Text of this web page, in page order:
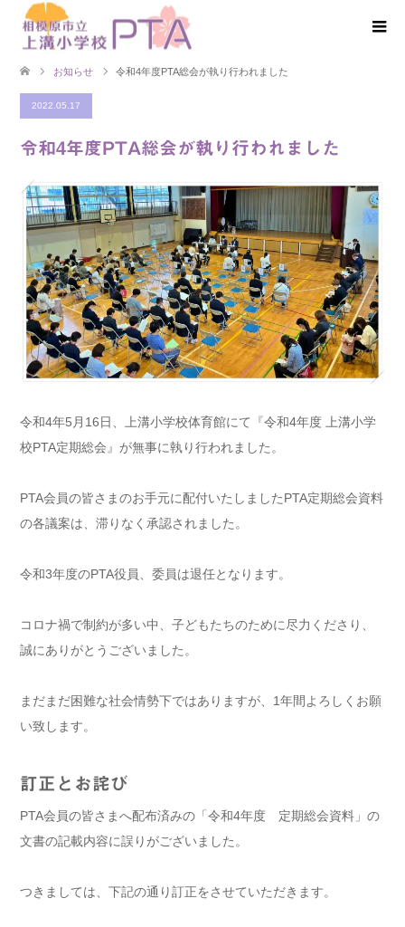
お知らせ 令和4年度PTA総会が執り行われました
2022.05.17
令和4年度PTA総会が執り行われました
令和4年5月16日、上溝小学校体育館にて『令和4年度 上溝小学
校PTA定期総会』が無事に執り行われました。
PTA会員の皆さまのお手元に配付いたしましたPTA定期総会資料
の各議案は、滞りなく承認されました。
令和3年度のPTA役員、委員は退任となります。
コロナ禍で制約が多い中、子どもたちのために尽力くださり、
誠にありがとうございました。
まだまだ困難な社会情勢下ではありますが、1年間よろしくお願
い致します。
訂正とお詫び
PTA会員の皆さまへ配布済みの「令和4年度 定期総会資料」の
文書の記載内容に誤りがございました。
つきましては、下記の通り訂正をさせていただきます。